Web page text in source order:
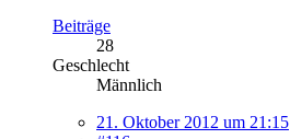
Beiträge
28
Geschlecht
Männlich
21. Oktober 2012 um 21:15